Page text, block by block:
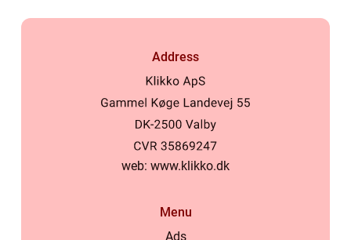
Address
web: www.klikko.dk
Menu
Ads